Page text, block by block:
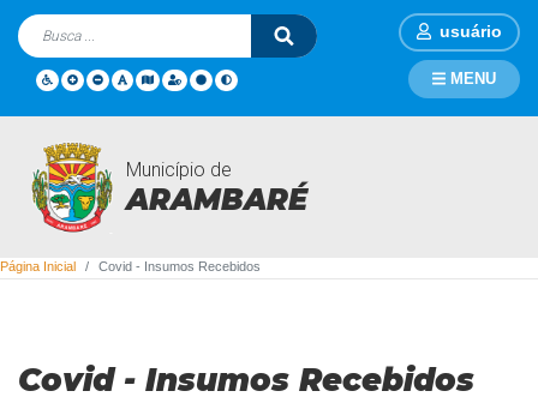
usuário
Município de
ARAMBARÉ
MENU
Covid - Insumos Recebidos
Página Inicial Covid - Insumos Recebidos
Covid - Insumos Recebidos